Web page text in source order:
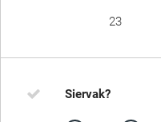
23
Siervak?